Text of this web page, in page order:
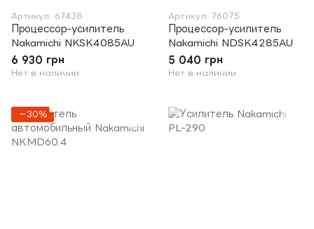
Артикул: 67438
Процессор-усилитель
Nakamichi NKSK4085AU
6 930 грн
Нет в наличии
Артикул: 76075
Процессор-усилитель
Nakamichi NDSK4285AU
5 040 грн
Нет в наличии
−30%